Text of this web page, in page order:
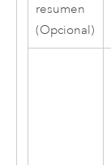
resumen
(Opcional)